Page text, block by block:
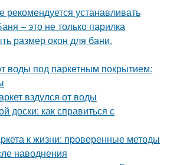
рекомендуется устанавливать
– это не только парилка
размер окон для бани.
воды под паркетным покрытием:
вздулся от воды
доски: как справиться с
к жизни: проверенные методы
наводнения